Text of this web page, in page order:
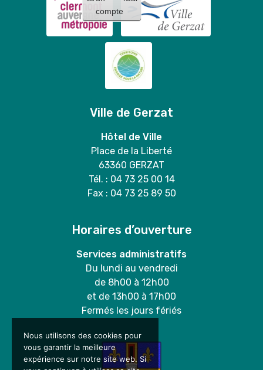
compte
Ville de Gerzat
Hôtel de Ville
Place de la Liberté
63360 GERZAT
Tél. : 04 73 25 00 14
Fax : 04 73 25 89 50
Horaires d’ouverture
Services administratifs
Du lundi au vendredi
de 8h00 à 12h00
et de 13h00 à 17h00
Fermés les jours fériés
Nous utilisons des cookies pour
vous garantir la meilleure
expérience sur notre site web. Si